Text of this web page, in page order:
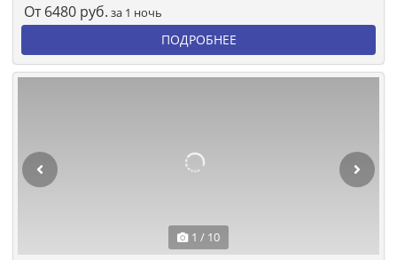
От 6480 руб. за 1 ночь
ПОДРОБНЕЕ
1 / 10